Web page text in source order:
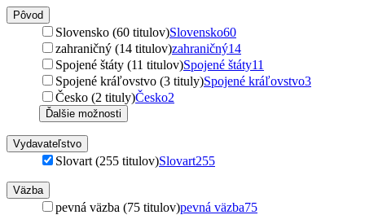
Pôvod
Slovensko (60 titulov)Slovensko60
zahraničný (14 titulov)zahraničný14
Spojené štáty (11 titulov)Spojené štáty11
Spojené kráľovstvo (3 tituly)Spojené kráľovstvo3
Česko (2 tituly)Česko2
Ďalšie možnosti
Vydavateľstvo
Slovart (255 titulov)Slovart255
Väzba
pevná väzba (75 titulov)pevná väzba75